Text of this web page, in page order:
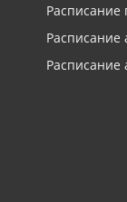
Расписание
Расписание
Расписание